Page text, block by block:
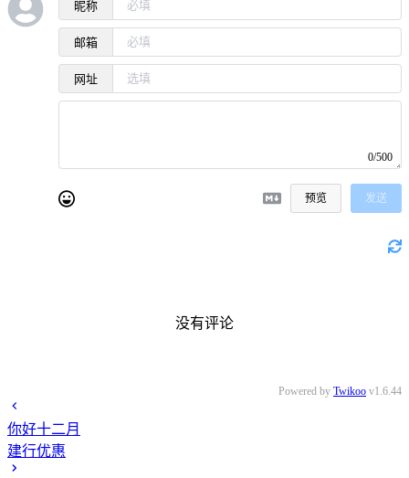
昵称
邮箱
网址
0/500
预览 发送
没有评论
Powered by Twikoo v1.6.44
你好十二月
建行优惠